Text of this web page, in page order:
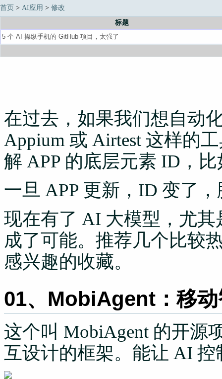
首页 > AI应用 > 修改
标题
在过去，如果我们想自动
Appium 或 Airtest 这样的
解 APP 的底层元素 ID，比
一旦 APP 更新，ID 变了
现在有了 AI 大模型，尤
成了可能。推荐几个比较
感兴趣的收藏。
01、MobiAgent：移
这个叫 MobiAgent 的开源
互设计的框架。能让 AI